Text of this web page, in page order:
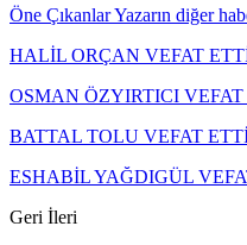
Öne ÇıkanlarYazarın diğer
HALİL ORÇAN VEFAT
OSMAN ÖZYIRTICI
BATTAL TOLU VEFAT
ESHABİL YAĞDIGÜL
Geri İleri